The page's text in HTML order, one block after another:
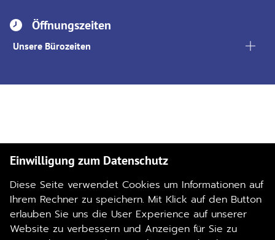
Öffnungszeiten
Unsere Bürozeiten
Einwilligung zum Datenschutz
Diese Seite verwendet Cookies um Informationen auf
Ihrem Rechner zu speichern. Mit Klick auf den Button
erlauben Sie uns die User Experience auf unserer
Website zu verbessern und Anzeigen für Sie zu